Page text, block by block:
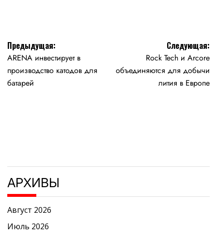
Навигация
по
записям
Предыдущая:
ARENA инвестирует в
производство катодов для
батарей
Следующая:
Rock Tech и Arcore
объединяются для добычи
лития в Европе
АРХИВЫ
Август 2026
Июль 2026